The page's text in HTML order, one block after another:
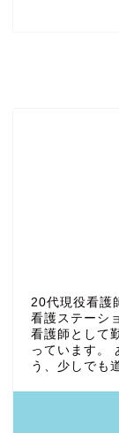
20代現役看護
看護ステーシ
看護師として
っています。
う、少しでも